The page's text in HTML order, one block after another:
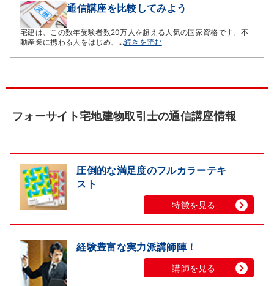
通信講座を比較してみよう
宅建は、この数年受験者数20万人を超える人気の国家資格です。不
動産業に携わる人をはじめ、...続きを読む
フォーサイト宅地建物取引士の通信講座情報
圧倒的な満足度のフルカラーテキ
スト
特徴を見る
経験豊富な実力派講師陣！
講師を見る